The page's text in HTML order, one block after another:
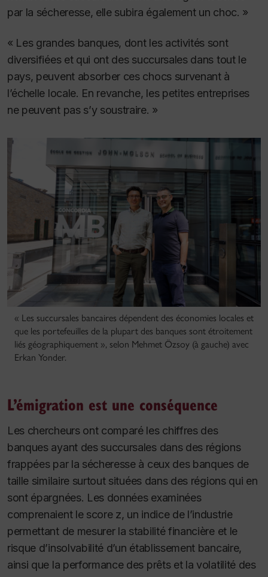
par la sécheresse, elle subira également un choc. »
« Les grandes banques, dont les activités sont
diversifiées et qui ont des succursales dans tout le
pays, peuvent absorber ces chocs survenant à
l’échelle locale. En revanche, les petites entreprises
ne peuvent pas s’y soustraire. »
« Les succursales bancaires dépendent des économies locales et
que les portefeuilles de la plupart des banques sont étroitement
liés géographiquement », selon Mehmet Özsoy (à gauche) avec
Erkan Yonder.
L’émigration est une conséquence
Les chercheurs ont comparé les chiffres des
banques ayant des succursales dans des régions
frappées par la sécheresse à ceux des banques de
taille similaire surtout situées dans des régions qui en
sont épargnées. Les données examinées
comprenaient le score z, un indice de l’industrie
permettant de mesurer la stabilité financière et le
risque d’insolvabilité d’un établissement bancaire,
ainsi que la performance des prêts et la volatilité des